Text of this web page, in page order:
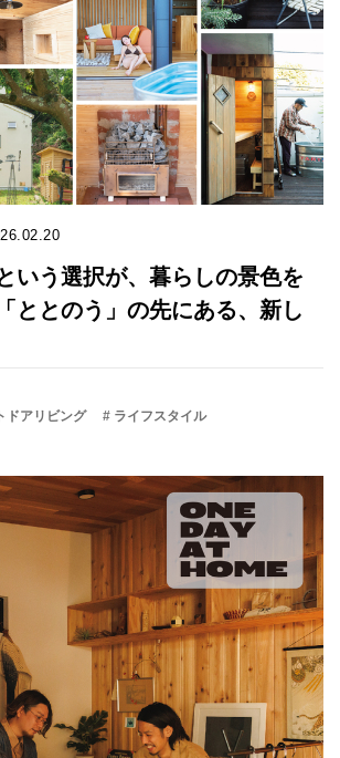
いう​選択が、​暮らしの​景色を​
ととのう」の​先に​ある、​新し
ドアリビング # ライフスタイル